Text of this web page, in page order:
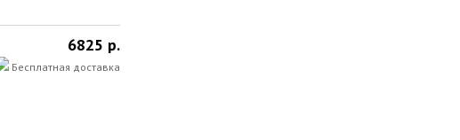
6825 р.
Бесплатная доставка